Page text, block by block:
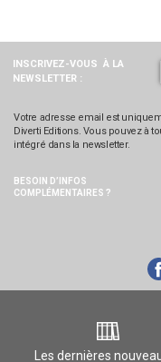
INSCRIVEZ-VOUS À LA
NEWSLETTER :
Votre adresse email est
Diverti Editions. Vous pouvez à
intégré dans la newsletter.
BESOIN D’INFOS
COMPLÉMENTAIRES ?
Les dernières